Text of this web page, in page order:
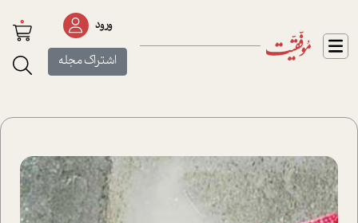
ورود
اشتراک مجله
0